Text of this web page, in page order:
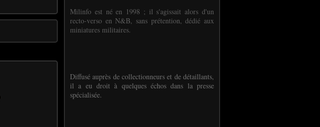
Milinfo est né en 1998 ; il s'agissait alors d'un
recto-verso en N&B, sans prétention, dédié aux
miniatures militaires.
Diffusé auprès de collectionneurs et de détaillants,
il a eu droit à quelques échos dans la presse
spécialisée.